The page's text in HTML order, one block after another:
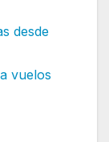
desde
vuelos